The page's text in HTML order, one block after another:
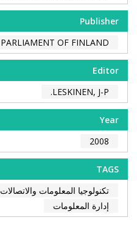
Publisher
PARLIAMENT OF FINLAND
Editor
LESKINEN, J-P.
Year
2008
TAGS
تكنولوجيا المعلومات والاتصالات
إدارة المعلومات